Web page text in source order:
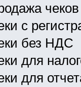
чеков
с
без НДС
для
для